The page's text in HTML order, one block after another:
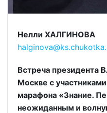
Нелли ХАЛГИНОВА
Встреча президента
Москве с
марафона «Знание.
неожиданным и